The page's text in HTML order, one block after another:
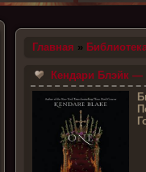
Главная »
Кендари Блэйк
Б